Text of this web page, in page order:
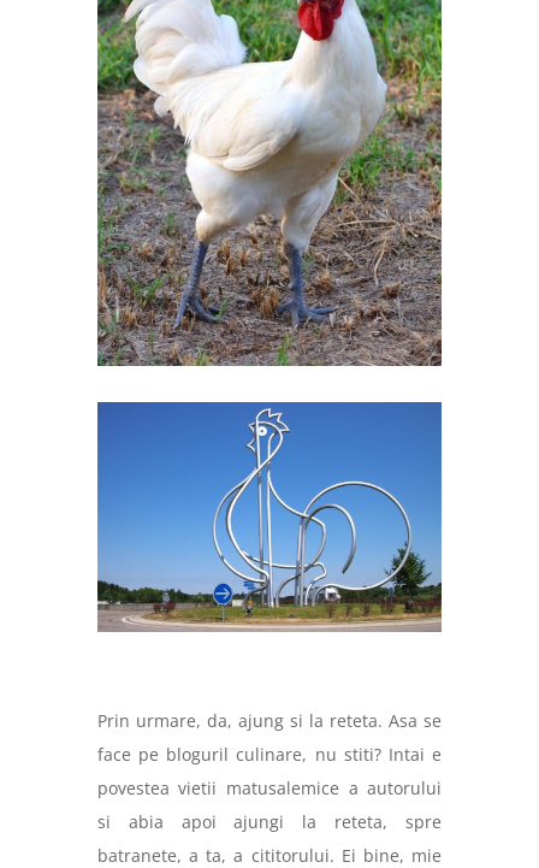
Prin urmare, da, ajung si la reteta. Asa se
face pe bloguril culinare, nu stiti? Intai e
povestea vietii matusalemice a autorului
si abia apoi ajungi la reteta, spre
batranete, a ta, a cititorului. Ei bine, mie